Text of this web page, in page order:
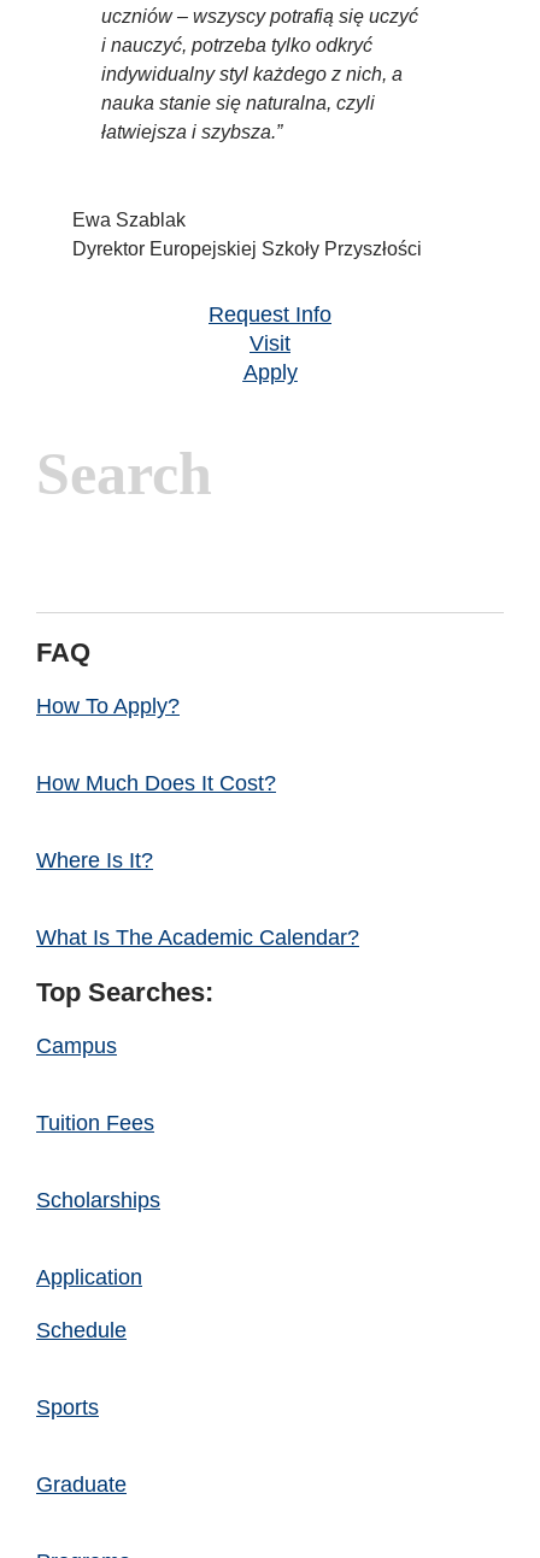
uczniów – wszyscy potrafią się uczyć
i nauczyć, potrzeba tylko odkryć
indywidualny styl każdego z nich, a
nauka stanie się naturalna, czyli
łatwiejsza i szybsza.”
Ewa Szablak
Dyrektor Europejskiej Szkoły Przyszłości
Request Info
Visit
Apply
FAQ
How To Apply?
How Much Does It Cost?
Where Is It?
What Is The Academic Calendar?
Top Searches:
Campus
Tuition Fees
Scholarships
Application
Schedule
Sports
Graduate